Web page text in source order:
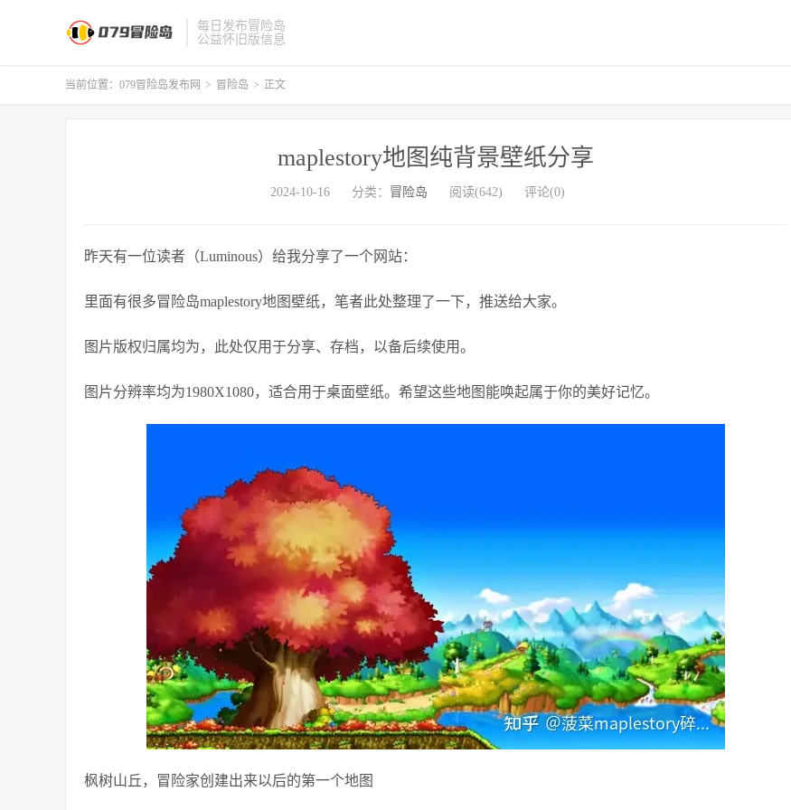
每日发布冒险岛
公益怀旧版信息
当前位置： 079冒险岛发布网 > 冒险岛 > 正文
maplestory地图纯背景壁纸分享
2024-10-16 分类： 冒险岛 阅读(642) 评论(0)
昨天有一位读者（Luminous）给我分享了一个网站：
里面有很多冒险岛maplestory地图壁纸，笔者此处整理了一下，推送给大家。
图片版权归属均为，此处仅用于分享、存档，以备后续使用。
图片分辨率均为1980X1080，适合用于桌面壁纸。希望这些地图能唤起属于你的美好记忆。
枫树山丘，冒险家创建出来以后的第一个地图